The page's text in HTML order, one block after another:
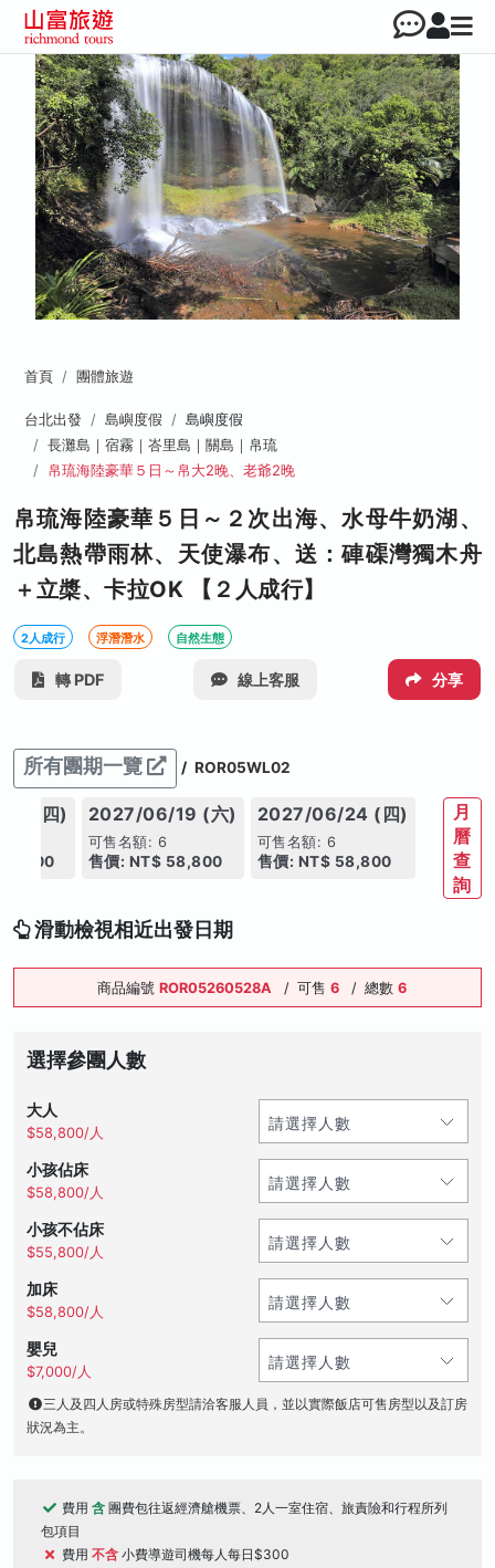
首頁 團體旅遊
台北出發 島嶼度假
島嶼度假
長灘島｜宿霧｜峇里島｜關島｜帛琉
帛琉海陸豪華５日～帛大2晚、老爺2晚
帛琉海陸豪華５日～２次出海、水母牛奶湖、
北島熱帶雨林、天使瀑布、送：硨磲灣獨木舟
＋立槳、卡拉OK 【２人成行】
2人成行 浮潛潛水 自然生態
轉 PDF 線上客服 分享
所有團期一覽 / ROR05WL02
(四) 2027/06/19 (六)
可售名額: 6
售價: NT$ 58,800
2027/06/24 (四)
可售名額: 6
售價: NT$ 58,800
月
曆
查
詢
滑動檢視相近出發日期
商品編號 ROR05260528A / 可售 6 / 總數 6
選擇參團人數
大人
$58,800/人
小孩佔床
$58,800/人
小孩不佔床
$55,800/人
加床
$58,800/人
嬰兒
$7,000/人
三人及四人房或特殊房型請洽客服人員，並以實際飯店可售房型以及訂房
狀況為主。
費用 含 團費包往返經濟艙機票、2人一室住宿、旅責險和行程所列
包項目
費用 不含 小費導遊司機每人每日$300